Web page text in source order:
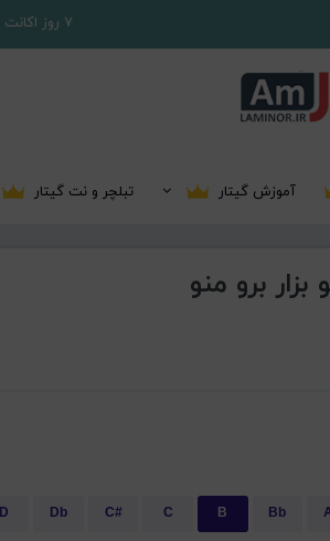
7 روز اکانت لامینور رایگان فقط با ثبت نام در سایت
آموزش گیتار تبلچر و نت گیتار
برو منو
Bb
B
C
C#
Db
D